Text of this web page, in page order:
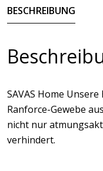
BESCHREIBUNG
SAVAS Home
Ranforce-Gewebe
nicht nur
verhindert.